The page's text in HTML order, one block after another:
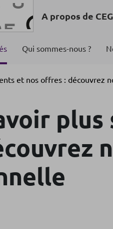
A propos de
Qui sommes-nous ?
et nos offres :